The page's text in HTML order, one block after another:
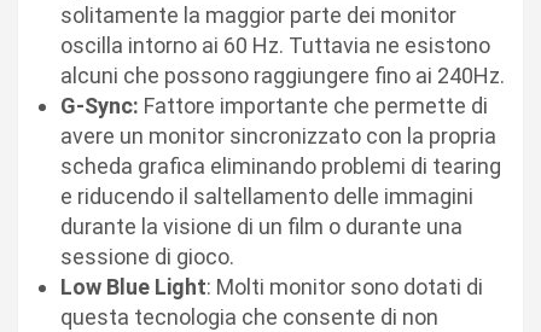
solitamente la maggior parte dei monitor
oscilla intorno ai 60 Hz. Tuttavia ne esistono
alcuni che possono raggiungere fino ai 240Hz.
G-Sync: Fattore importante che permette di
avere un monitor sincronizzato con la propria
scheda grafica eliminando problemi di tearing
e riducendo il saltellamento delle immagini
durante la visione di un film o durante una
sessione di gioco.
Low Blue Light: Molti monitor sono dotati di
questa tecnologia che consente di non